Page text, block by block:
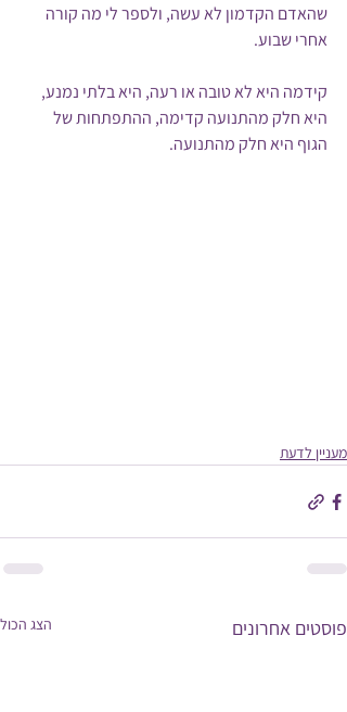
שהאדם הקדמון לא עשה, ולספר לי מה קורה
אחרי שבוע.
קידמה היא לא טובה או רעה, היא בלתי נמנע,
היא חלק מהתנועה קדימה, ההתפתחות של
הגוף היא חלק מהתנועה.
מעניין לדעת
פוסטים אחרונים הצג הכול